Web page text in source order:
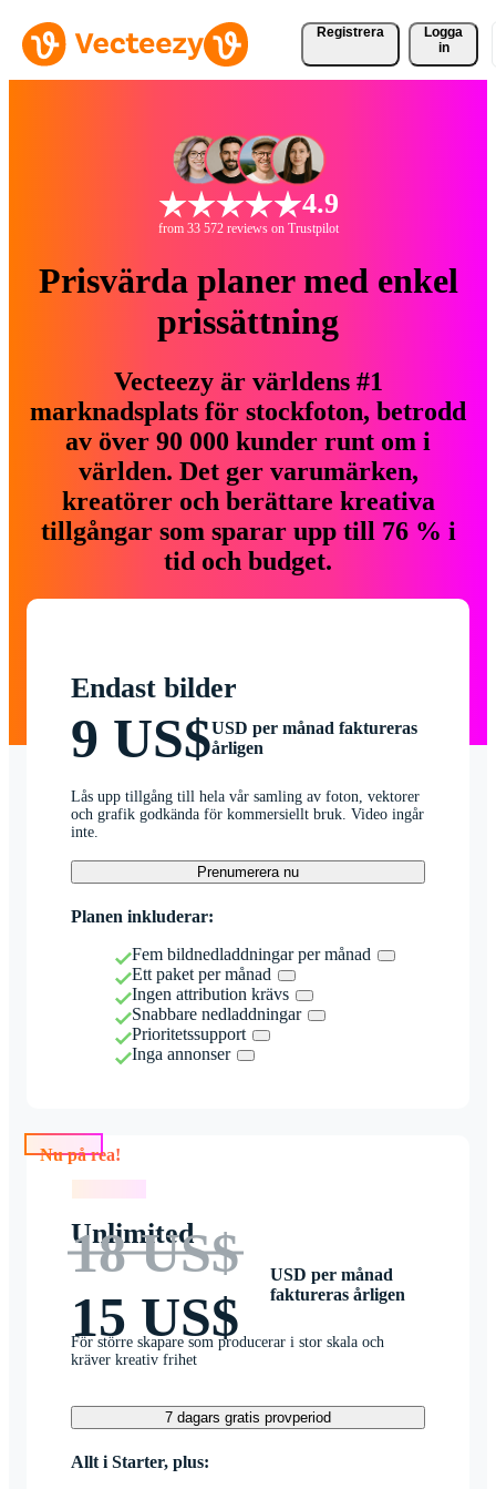
Registrera
Logga
in
4.9
from 33 572 reviews on Trustpilot
Prisvärda planer med enkel
prissättning
Vecteezy är världens #1
marknadsplats för stockfoton, betrodd
av över 90 000 kunder runt om i
världen. Det ger varumärken,
kreatörer och berättare kreativa
tillgångar som sparar upp till 76 % i
tid och budget.
Endast bilder
9 US$USD per månad faktureras
årligen
Lås upp tillgång till hela vår samling av foton, vektorer
och grafik godkända för kommersiellt bruk. Video ingår
inte.
Prenumerera nu
Planen inkluderar:
Fem bildnedladdningar per månad
Ett paket per månad
Ingen attribution krävs
Snabbare nedladdningar
Prioritetssupport
Inga annonser
Nu på rea!
Unlimited
18 US$
15 US$
USD per månad
faktureras årligen
För större skapare som producerar i stor skala och
kräver kreativ frihet
7 dagars gratis provperiod
Allt i Starter, plus: